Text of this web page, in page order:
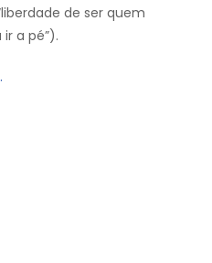
de ser quem
a pé”).